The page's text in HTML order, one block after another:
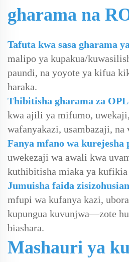
gharama na
Tafuta kwa sasa gharama
malipo ya kupakua/
paundi, na yoyote ya kifua
haraka.
Thibitisha gharama za
kwa ajili ya mifumo,
wafanyakazi, usambazaji,
Fanya mfano wa kurejesha
uwekezaji wa awali kwa
kuthibitisha miaka ya kufikia
Jumuisha faida
mfupi wa kufanya kazi,
kupungua kuvunjwa—zote
biashara.
Mashauri ya